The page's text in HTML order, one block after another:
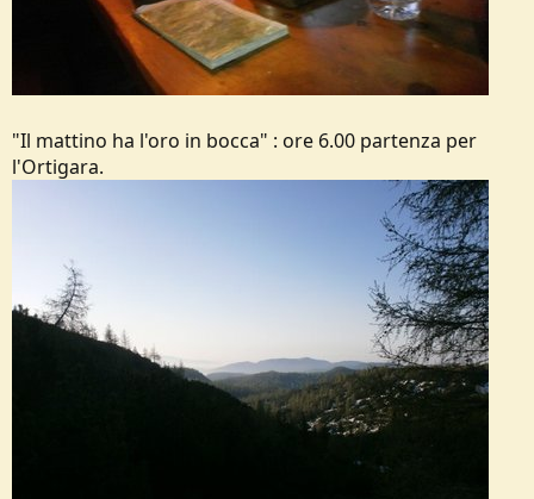
"Il mattino ha l'oro in bocca" : ore 6.00 partenza per
l'Ortigara.